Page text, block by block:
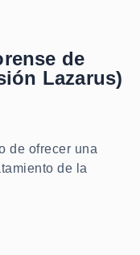
de
Lazarus)
de ofrecer una
de la